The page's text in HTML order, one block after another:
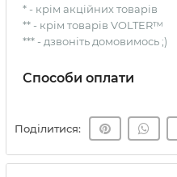
* - крім акційних товарів
** - крім товарів VOLTER™
*** - дзвоніть домовимось ;)
Способи оплати
Поділитися: